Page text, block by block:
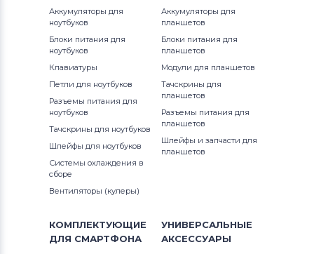
Модули и экраны для смартфонов
Модули и экраны для смартфонов
Модули и экраны для смартфонов
Модули и экраны для смартфонов
Sony
Аккумуляторы для
ноутбуков
Блоки питания для
ноутбуков
Клавиатуры
Петли для ноутбуков
Разъемы питания для
ноутбуков
Тачскрины для ноутбуков
Шлейфы для ноутбуков
Системы охлаждения в
сборе
Вентиляторы (кулеры)
Аккумуляторы для
планшетов
Блоки питания для
планшетов
Модули для планшетов
Тачскрины для
планшетов
Разъемы питания для
планшетов
Шлейфы и запчасти для
планшетов
КОМПЛЕКТУЮЩИЕ
ДЛЯ СМАРТФОНА
УНИВЕРСАЛЬНЫЕ
АКСЕССУАРЫ